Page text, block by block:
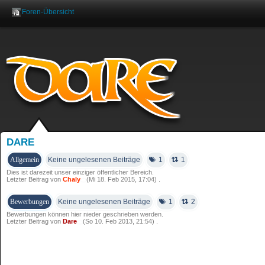
Foren-Übersicht
DARE
Allgemein Keine ungelesenen Beiträge 1 1
Dies ist darezeit unser einziger öffentlicher Bereich.
Letzter Beitrag von Chaly (Mi 18. Feb 2015, 17:04) .
Bewerbungen Keine ungelesenen Beiträge 1 2
Bewerbungen können hier nieder geschrieben werden.
Letzter Beitrag von Dare (So 10. Feb 2013, 21:54) .